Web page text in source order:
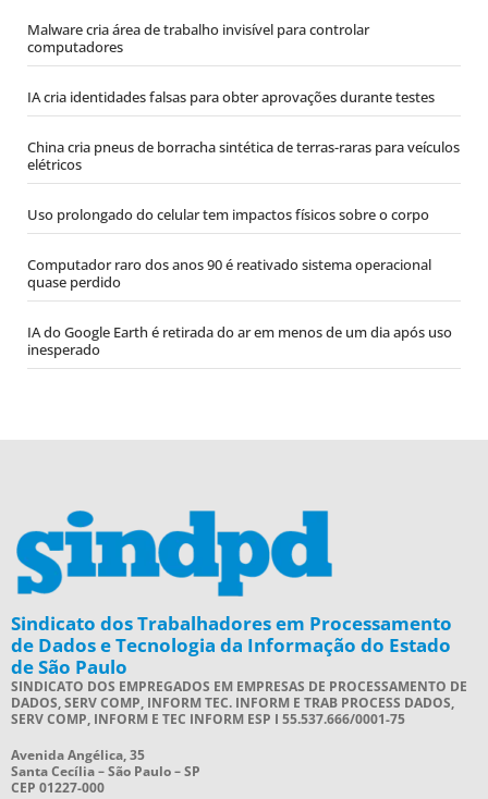
Malware cria área de trabalho invisível para controlar
computadores
IA cria identidades falsas para obter aprovações durante testes
China cria pneus de borracha sintética de terras-raras para veículos
elétricos
Uso prolongado do celular tem impactos físicos sobre o corpo
Computador raro dos anos 90 é reativado sistema operacional
quase perdido
IA do Google Earth é retirada do ar em menos de um dia após uso
inesperado
Sindicato dos Trabalhadores em Processamento
de Dados e Tecnologia da Informação do Estado
de São Paulo
SINDICATO DOS EMPREGADOS EM EMPRESAS DE PROCESSAMENTO DE
DADOS, SERV COMP, INFORM TEC. INFORM E TRAB PROCESS DADOS,
SERV COMP, INFORM E TEC INFORM ESP I 55.537.666/0001-75
Avenida Angélica, 35
Santa Cecília – São Paulo – SP
CEP 01227-000